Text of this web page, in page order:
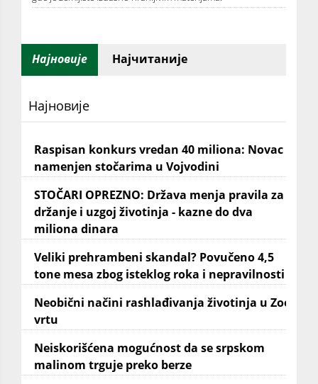
Најновије Најчитаније
Најновије
Raspisan konkurs vredan 40 miliona: Novac
namenjen stočarima u Vojvodini
STOČARI OPREZNO: Država menja pravila za
držanje i uzgoj životinja - kazne do dva
miliona dinara
Veliki prehrambeni skandal? Povučeno 4,5
tone mesa zbog isteklog roka i nepravilnosti
Neobični načini rashlađivanja životinja u Zoo
vrtu
Neiskorišćena mogućnost da se srpskom
malinom trguje preko berze